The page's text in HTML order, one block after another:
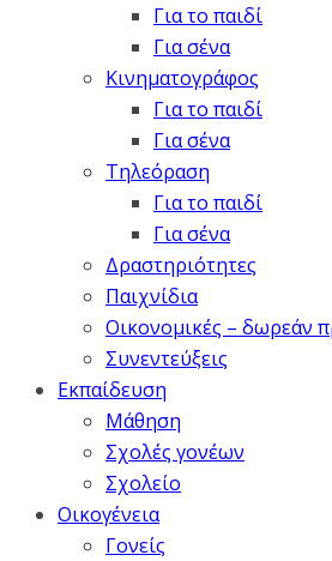
Για το παιδί
Για σένα
Κινηματογράφος
Για το παιδί
Για σένα
Τηλεόραση
Για το παιδί
Για σένα
Δραστηριότητες
Παιχνίδια
Οικονομικές – δωρεάν
Συνεντεύξεις
Εκπαίδευση
Μάθηση
Σχολές γονέων
Σχολείο
Οικογένεια
Γονείς